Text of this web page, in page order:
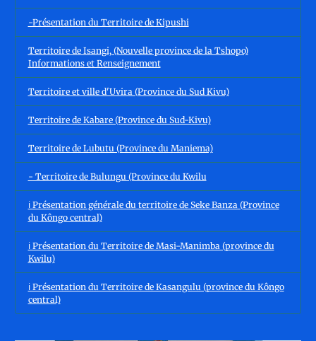
-Présentation du Territoire de Kipushi
Territoire de Isangi, (Nouvelle province de la Tshopo)
Informations et Renseignement
Territoire et ville d'Uvira (Province du Sud Kivu)
Territoire de Kabare (Province du Sud-Kivu)
Territoire de Lubutu (Province du Maniema)
- Territoire de Bulungu (Province du Kwilu
ℹ️ Présentation générale du territoire de Seke Banza (Province
du Kôngo central)
ℹ️ Présentation du Territoire de Masi-Manimba (province du
Kwilu)
ℹ️ Présentation du Territoire de Kasangulu (province du Kôngo
central)